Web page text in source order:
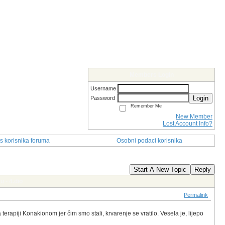
Username
Password
Login
Remember Me
New Member
Lost Account Info?
korisnika foruma Osobni podaci korisnika
Start A New Topic Reply
Permalink
Konakionom jer čim smo stali, krvarenje se vratilo. Vesela je, lijepo